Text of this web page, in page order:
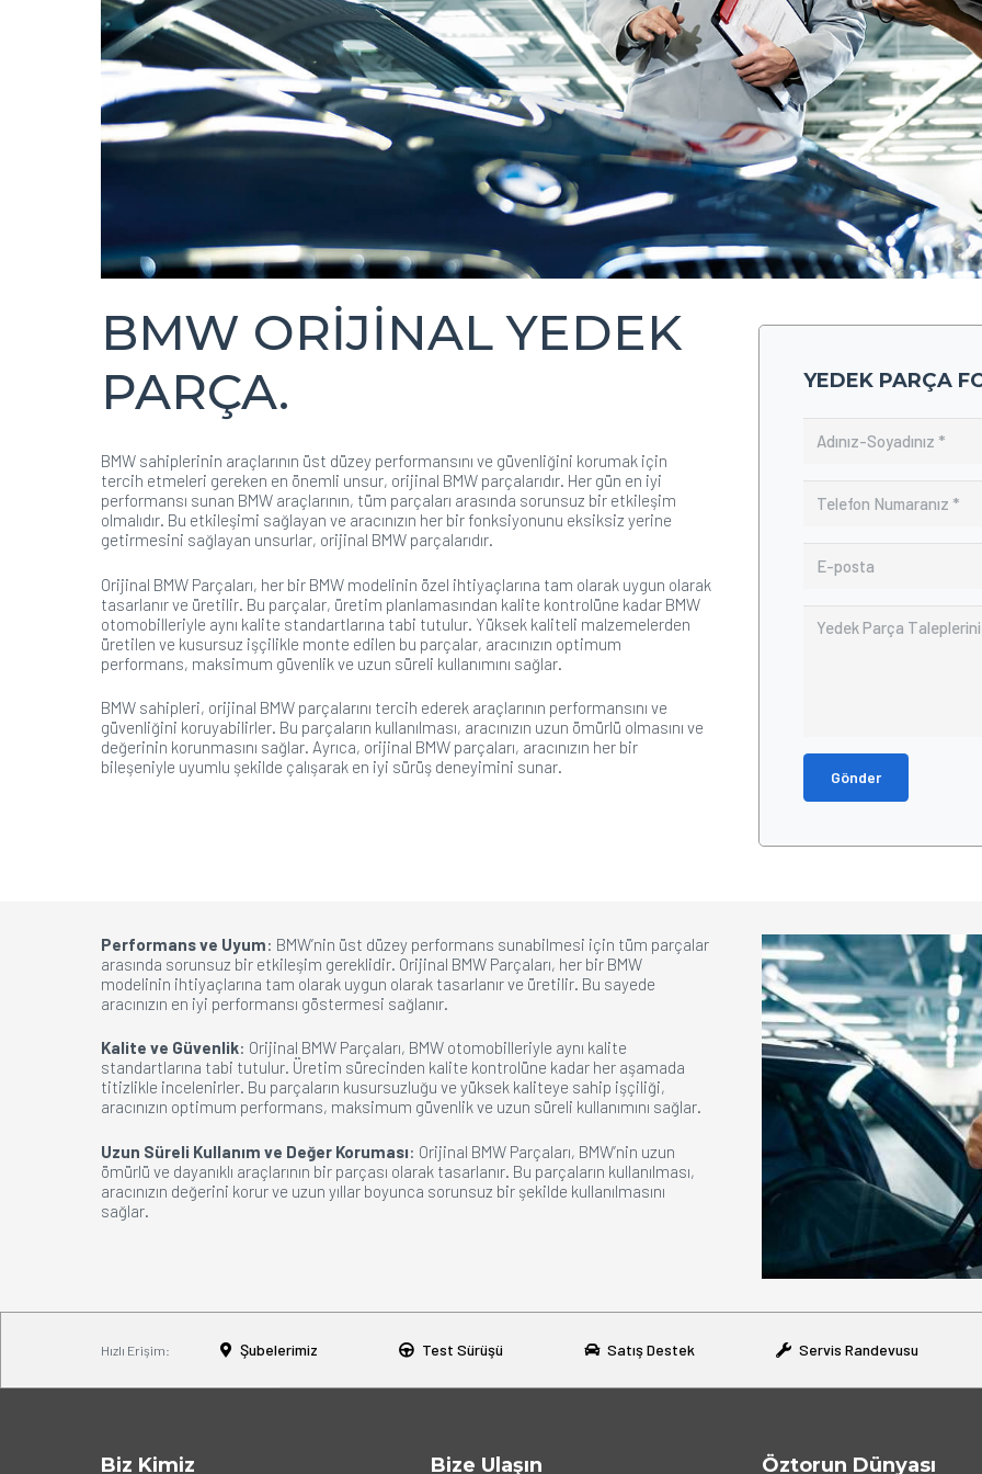
BMW ORİJİNAL YEDEK
PARÇA.
BMW sahiplerinin araçlarının üst düzey performansını ve güvenliğini korumak için
tercih etmeleri gereken en önemli unsur, orijinal BMW parçalarıdır. Her gün en iyi
performansı sunan BMW araçlarının, tüm parçaları arasında sorunsuz bir etkileşim
olmalıdır. Bu etkileşimi sağlayan ve aracınızın her bir fonksiyonunu eksiksiz yerine
getirmesini sağlayan unsurlar, orijinal BMW parçalarıdır.
Orijinal BMW Parçaları, her bir BMW modelinin özel ihtiyaçlarına tam olarak uygun olarak
tasarlanır ve üretilir. Bu parçalar, üretim planlamasından kalite kontrolüne kadar BMW
otomobilleriyle aynı kalite standartlarına tabi tutulur. Yüksek kaliteli malzemelerden
üretilen ve kusursuz işçilikle monte edilen bu parçalar, aracınızın optimum
performans, maksimum güvenlik ve uzun süreli kullanımını sağlar.
BMW sahipleri, orijinal BMW parçalarını tercih ederek araçlarının performansını ve
güvenliğini koruyabilirler. Bu parçaların kullanılması, aracınızın uzun ömürlü olmasını ve
değerinin korunmasını sağlar. Ayrıca, orijinal BMW parçaları, aracınızın her bir
bileşeniyle uyumlu şekilde çalışarak en iyi sürüş deneyimini sunar.
YEDEK PARÇA
Gönder
Performans ve Uyum: BMW’nin üst düzey performans sunabilmesi için tüm parçalar
arasında sorunsuz bir etkileşim gereklidir. Orijinal BMW Parçaları, her bir BMW
modelinin ihtiyaçlarına tam olarak uygun olarak tasarlanır ve üretilir. Bu sayede
aracınızın en iyi performansı göstermesi sağlanır.
Kalite ve Güvenlik: Orijinal BMW Parçaları, BMW otomobilleriyle aynı kalite
standartlarına tabi tutulur. Üretim sürecinden kalite kontrolüne kadar her aşamada
titizlikle incelenirler. Bu parçaların kusursuzluğu ve yüksek kaliteye sahip işçiliği,
aracınızın optimum performans, maksimum güvenlik ve uzun süreli kullanımını sağlar.
Uzun Süreli Kullanım ve Değer Koruması: Orijinal BMW Parçaları, BMW’nin uzun
ömürlü ve dayanıklı araçlarının bir parçası olarak tasarlanır. Bu parçaların kullanılması,
aracınızın değerini korur ve uzun yıllar boyunca sorunsuz bir şekilde kullanılmasını
sağlar.
Hızlı Erişim: Şubelerimiz Test Sürüşü Satış Destek Servis Randevusu
Biz Kimiz Bize Ulaşın Öztorun Dünyası